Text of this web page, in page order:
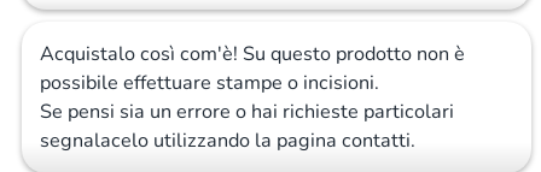
Acquistalo così com'è! Su questo prodotto non è
possibile effettuare stampe o incisioni.
Se pensi sia un errore o hai richieste particolari
segnalacelo utilizzando la pagina contatti.